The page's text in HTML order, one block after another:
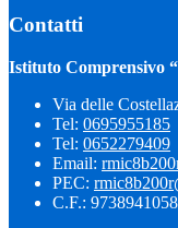
Contatti
Istituto Comprensivo
Via delle
Tel: 0695955185
Tel: 0652279409
Email:
PEC:
C.F.: